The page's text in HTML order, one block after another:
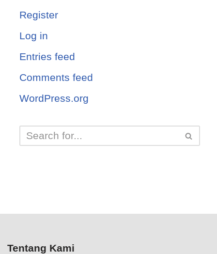
Register
Log in
Entries feed
Comments feed
WordPress.org
Tentang Kami